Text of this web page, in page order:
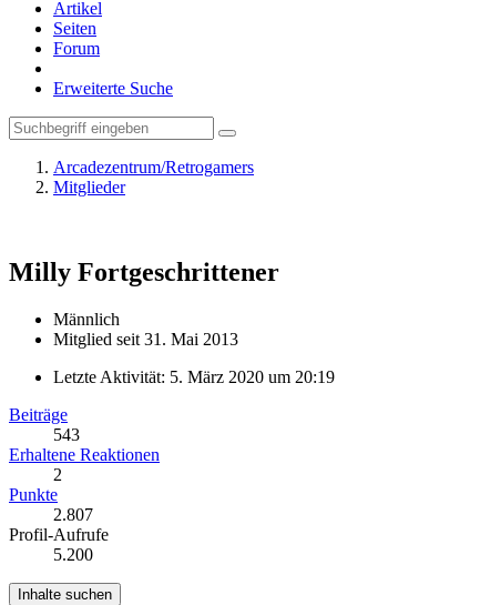
Artikel
Seiten
Forum
Erweiterte Suche
Arcadezentrum/Retrogamers
Mitglieder
Milly Fortgeschrittener
Männlich
Mitglied seit 31. Mai 2013
Letzte Aktivität: 5. März 2020 um 20:19
Beiträge
543
Erhaltene Reaktionen
2
Punkte
2.807
Profil-Aufrufe
5.200
Inhalte suchen